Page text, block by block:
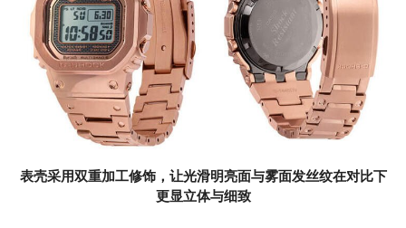
表壳采用双重加工修饰，让光滑明亮面与雾面发丝纹在对比下
更显立体与细致